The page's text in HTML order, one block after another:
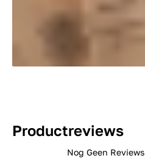
Productreviews
Nog Geen Reviews